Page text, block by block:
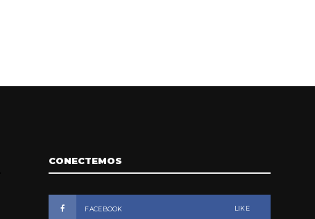
CONECTEMOS
FACEBOOK LIKE